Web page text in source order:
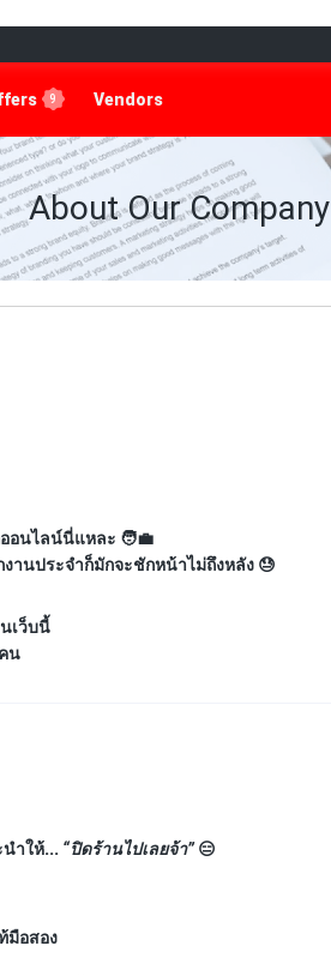
9 Vendors
About Our Company
อนไลน์นี่แหละ 🧑‍💼
านประจำก็มักจะชักหน้าไม่ถึงหลัง 😓
เว็บนี้
น
ำให้... “ปิดร้านไปเลยจ้า”😑
มือสอง